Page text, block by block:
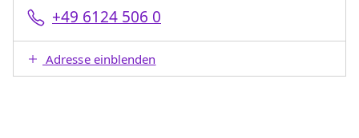
+49 6124 506 0
Adresse einblenden